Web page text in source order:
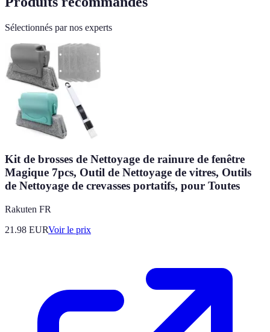
Sélectionnés par nos experts
Kit de brosses de Nettoyage de rainure de fenêtre
Magique 7pcs, Outil de Nettoyage de vitres, Outils
de Nettoyage de crevasses portatifs, pour Toutes
Rakuten FR
21.98 EURVoir le prix